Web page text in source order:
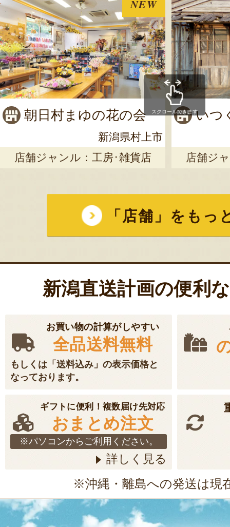
NEW
朝日村まゆの花の会
新潟県村上市
店舗ジャンル： 工房･雑貨店
いつ
店舗ジ
スクロールできます
「店舗」をもっ
新潟直送計画の便利
お買い物の計算がしやすい
全品送料無料
もしくは「送料込み」の表示価格と
なっております。
ギフトに便利！複数届け先対応
おまとめ注文
※パソコンからご利用ください。
詳しく見る
※沖縄・離島への発送は現